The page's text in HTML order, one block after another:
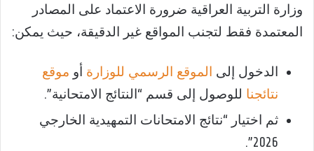
وزارة التربية العراقية ضرورة الاعتماد على المصادر
المعتمدة فقط لتجنب المواقع غير الدقيقة، حيث يمكن:
الدخول إلى الموقع الرسمي للوزارة أو موقع
نتائجنا للوصول إلى قسم “النتائج الامتحانية”.
ثم اختيار “نتائج الامتحانات التمهيدية الخارجي
2026”.